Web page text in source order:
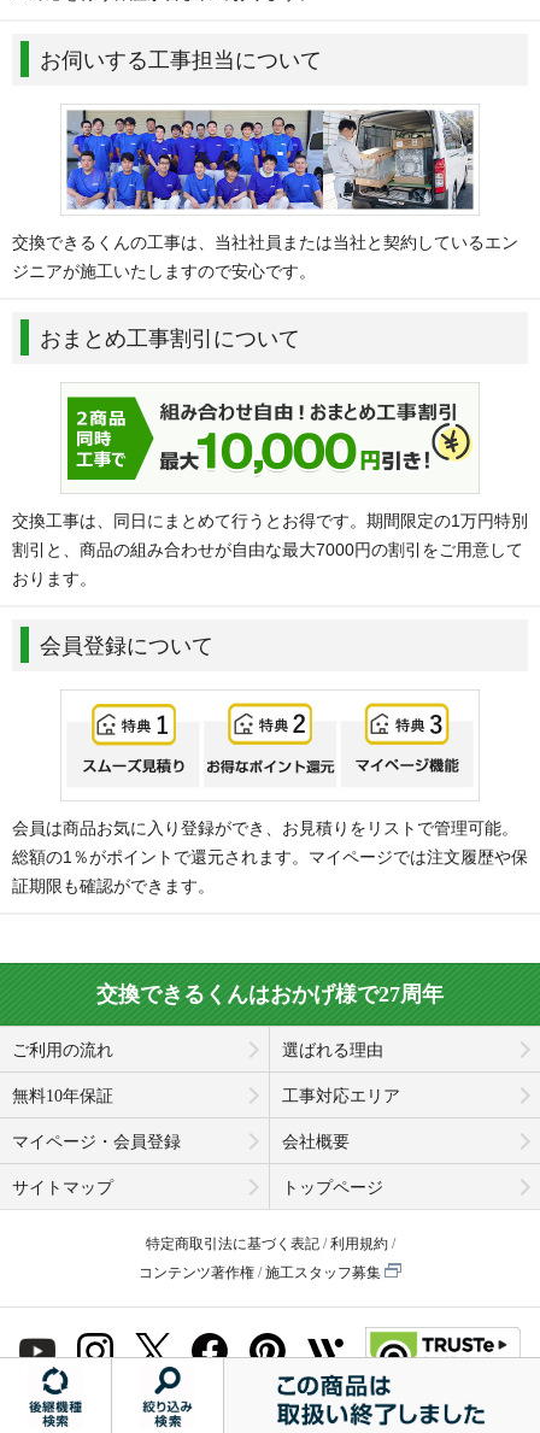
お伺いする工事担当について
交換できるくんの工事は、当社社員または当社と契約しているエン
ジニアが施工いたしますので安心です。
おまとめ工事割引について
交換工事は、同日にまとめて行うとお得です。期間限定の1万円特別
割引と、商品の組み合わせが自由な最大7000円の割引をご用意して
おります。
会員登録について
会員は商品お気に入り登録ができ、お見積りをリストで管理可能。
総額の1％がポイントで還元されます。マイページでは注文履歴や保
証期限も確認ができます。
交換できるくんはおかげ様で27周年
ご利用の流れ 選ばれる理由
無料10年保証 工事対応エリア
マイページ・会員登録 会社概要
サイトマップ トップページ
特定商取引法に基づく表記
利用規約
コンテンツ著作権
施工スタッフ募集
© Koukandekirukun, Inc. 2001-2026